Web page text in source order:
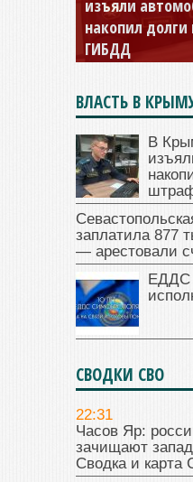
изъяли
накопил
ГИБДД
заплатила 877
долга —
ВЛАСТЬ В
В
заплатила 877
— арестовали
ЕДДС
СВОДКИ СВО
22:31
Часов Яр:
зачищают
Сводка и карта